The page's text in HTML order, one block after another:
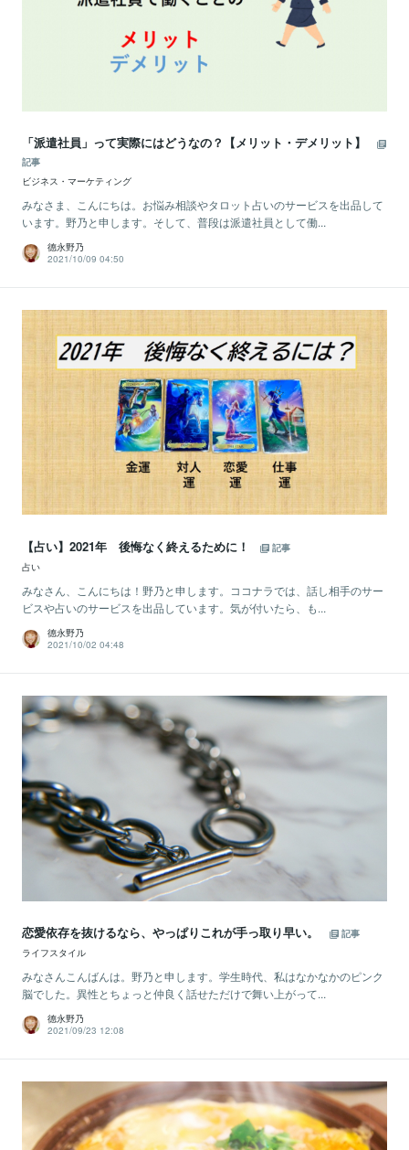
「派遣社員」って実際にはどうなの？【メリット・デメリット】
記事
ビジネス・マーケティング
みなさま、こんにちは。お悩み相談やタロット占いのサービスを出品して
います。野乃と申します。そして、普段は派遣社員として働...
德永野乃
2021/10/09 04:50
【占い】2021年 後悔なく終えるために！
記事
占い
みなさん、こんにちは！野乃と申します。ココナラでは、話し相手のサー
ビスや占いのサービスを出品しています。気が付いたら、も...
德永野乃
2021/10/02 04:48
恋愛依存を抜けるなら、やっぱりこれが手っ取り早い。
記事
ライフスタイル
みなさんこんばんは。野乃と申します。学生時代、私はなかなかのピンク
脳でした。異性とちょっと仲良く話せただけで舞い上がって...
德永野乃
2021/09/23 12:08